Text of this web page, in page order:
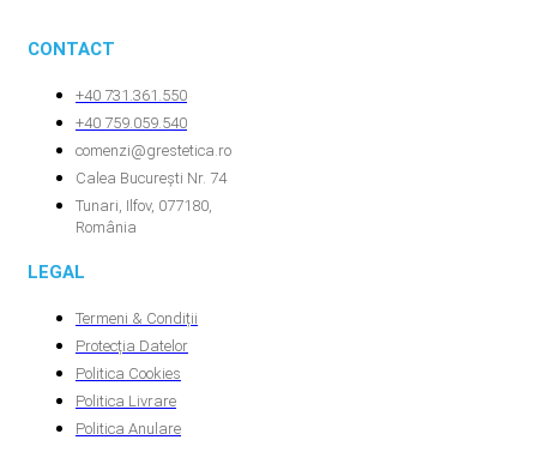
CONTACT
+40 731.361.550
+40 759.059.540
comenzi@grestetica.ro
Calea București Nr. 74
Tunari, Ilfov, 077180,
România
LEGAL
Termeni & Condiții
Protecția Datelor
Politica Cookies
Politica Livrare
Politica Anulare